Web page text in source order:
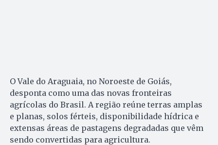
O Vale do Araguaia, no Noroeste de Goiás,
desponta como uma das novas fronteiras
agrícolas do Brasil. A região reúne terras amplas
e planas, solos férteis, disponibilidade hídrica e
extensas áreas de pastagens degradadas que vêm
sendo convertidas para agricultura.